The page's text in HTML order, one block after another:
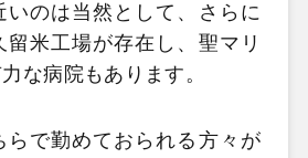
いのは当然として、さらに
留米工場が存在し、聖マリ
な病院もあります。
らで勤めておられる方々が